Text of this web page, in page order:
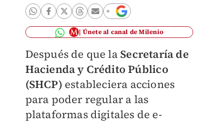
Únete al canal de Milenio
Después de que la Secretaría de
Hacienda y Crédito Público
(SHCP) estableciera acciones
para poder regular a las
plataformas digitales de e-